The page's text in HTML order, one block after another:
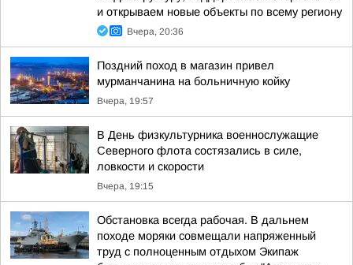
и открываем новые объекты по всему региону
Вчера, 20:36
Поздний поход в магазин привел
мурманчанина на больничную койку
Вчера, 19:57
В День физкультурника военнослужащие
Северного флота состязались в силе,
ловкости и скорости
Вчера, 19:15
Обстановка всегда рабочая. В дальнем
походе моряки совмещали напряженный
труд с полноценным отдыхом Экипаж